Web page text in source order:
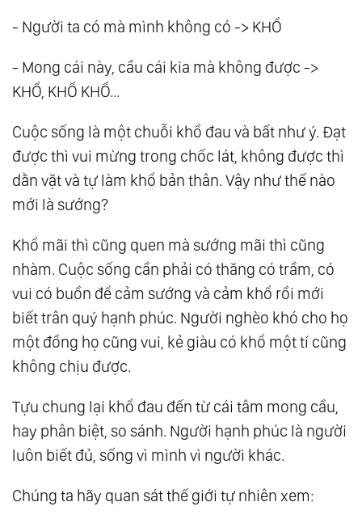
- Người ta có mà mình không có -> KHỔ
- Mong cái này, cầu cái kia mà không được ->
KHỔ, KHỔ KHỔ...
Cuộc sống là một chuỗi khổ đau và bất như ý. Đạt
được thì vui mừng trong chốc lát, không được thì
dằn vặt và tự làm khổ bản thân. Vậy như thế nào
mới là sướng?
Khổ mãi thì cũng quen mà sướng mãi thì cũng
nhàm. Cuộc sống cần phải có thăng có trầm, có
vui có buồn để cảm sướng và cảm khổ rồi mới
biết trân quý hạnh phúc. Người nghèo khó cho họ
một đồng họ cũng vui, kẻ giàu có khổ một tí cũng
không chịu được.
Tựu chung lại khổ đau đến từ cái tâm mong cầu,
hay phân biệt, so sánh. Người hạnh phúc là người
luôn biết đủ, sống vì mình vì người khác.
Chúng ta hãy quan sát thế giới tự nhiên xem: